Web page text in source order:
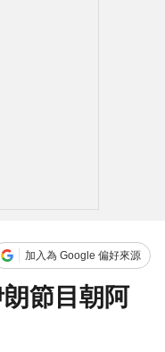
加入為 Google 偏好來源
節目朝阿